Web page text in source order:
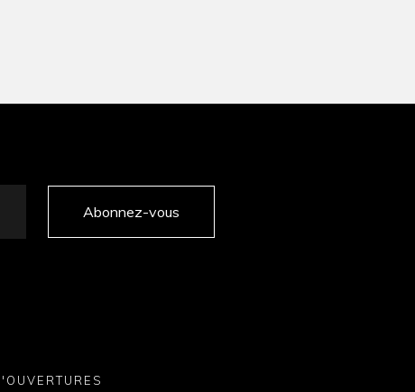
Abonnez-vous